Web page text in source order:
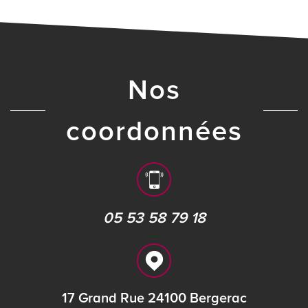
nos
coordonnées
05 53 58 79 18
17 Grand Rue 24100 Bergerac